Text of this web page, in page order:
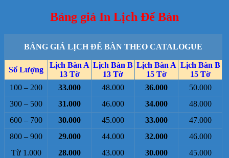
Bảng giá In Lịch Để Bàn
BẢNG GIÁ LỊCH ĐỂ BÀN THEO CATALOGUE
Số Lượng
Lịch Bàn A
13 Tờ
Lịch Bàn B
13 Tờ
Lịch Bàn A
15 Tờ
Lịch Bàn B
15 Tờ
100 – 200
33.000 48.000 36.000
50.000
300 – 500
31.000 46.000 34.000
48.000
600 – 700
30.000 45.000 33.000
47.000
800 – 900
29.000 44.000 32.000
46.000
Từ 1.000
28.000 43.000 30.000
45.000